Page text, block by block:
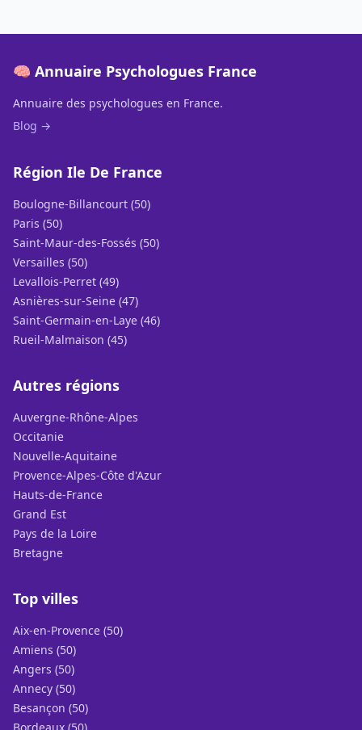
🧠 Annuaire Psychologues France
Annuaire des psychologues en France.
Blog →
Région Ile De France
Boulogne-Billancourt (50)
Paris (50)
Saint-Maur-des-Fossés (50)
Versailles (50)
Levallois-Perret (49)
Asnières-sur-Seine (47)
Saint-Germain-en-Laye (46)
Rueil-Malmaison (45)
Autres régions
Auvergne-Rhône-Alpes
Occitanie
Nouvelle-Aquitaine
Provence-Alpes-Côte d'Azur
Hauts-de-France
Grand Est
Pays de la Loire
Bretagne
Top villes
Aix-en-Provence (50)
Amiens (50)
Angers (50)
Annecy (50)
Besançon (50)